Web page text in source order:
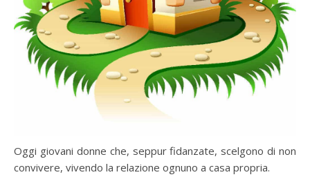
Oggi giovani donne che, seppur fidanzate, scelgono di non
convivere, vivendo la relazione ognuno a casa propria.